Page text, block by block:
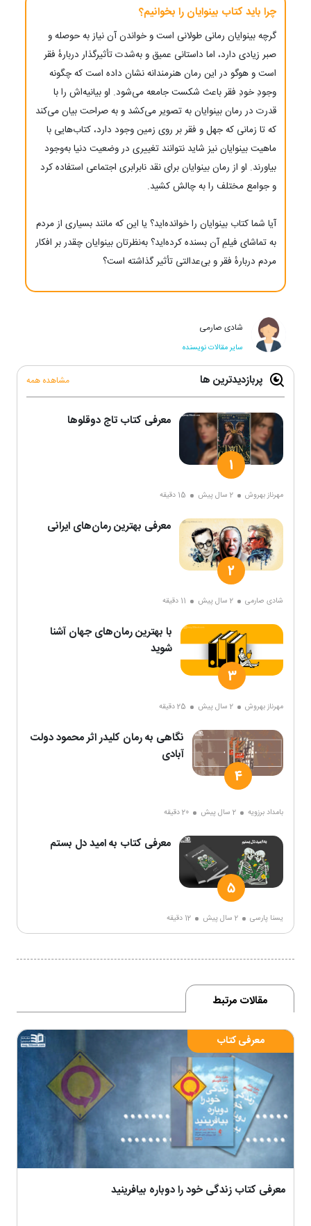
چرا باید کتاب بینوایان را بخوانیم؟
گرچه بینوایان رمانی طولانی است و خواندن آن نیاز به حوصله و
صبر زیادی دارد، اما داستانی عمیق و به‌شدت تأثیرگذار دربارهٔ فقر
است و هوگو در این رمان هنرمندانه نشان داده است که چگونه
وجودِ خودِ فقر باعث شکست جامعه می‌شود. او بیانیه‌اش را با
قدرت در رمان بینوایان به تصویر می‌کشد و به صراحت بیان می‌کند
که تا زمانی که جهل و فقر بر روی زمین وجود دارد، کتاب‌هایی با
ماهیت بینوایان نیز شاید نتوانند تغییری در وضعیت دنیا به‌وجود
بیاورند. او از رمان بینوایان برای نقد نابرابری اجتماعی استفاده کرد
و جوامع مختلف را به چالش کشید.
آیا شما کتاب بینوایان را خوانده‌اید؟ یا این ‌که مانند بسیاری از مردم
به تماشای فیلمِ آن بسنده کرده‌اید؟ به‌نظرتان بینوایان چقدر بر افکار
مردم دربارهٔ فقر و بی‌عدالتی تأثیر گذاشته است؟
شادی صارمی
سایر مقالات نویسنده
پربازدیدترین ها مشاهده همه
معرفی کتاب تاج دوقلوها
مهرناز بهروش 2 سال پیش 15 دقیقه
معرفی بهترین رمان‌های ایرانی
شادی صارمی 2 سال پیش 11 دقیقه
با بهترین رمان‌های جهان آشنا
شوید
مهرناز بهروش 2 سال پیش 25 دقیقه
نگاهی به رمان کلیدر اثر محمود دولت
آبادی
بامداد برزویه 2 سال پیش 20 دقیقه
معرفی کتاب به امید دل بستم
یسنا پارسی 2 سال پیش 12 دقیقه
مقالات مرتبط
معرفی کتاب
معرفی کتاب زندگی خود را دوباره بیافرینید